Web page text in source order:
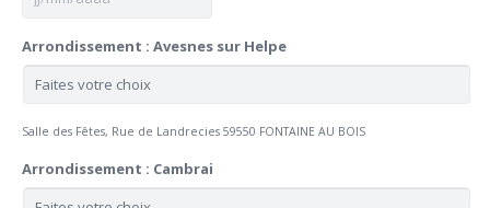
slash
MM
slash
Arrondissement : Avesnes sur Helpe
Salle des Fêtes, Rue de Landrecies 59550 FONTAINE AU BOIS
Arrondissement : Cambrai